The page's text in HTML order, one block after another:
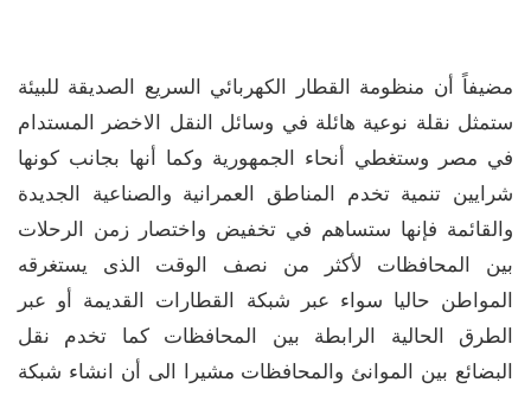
مضيفاً أن منظومة القطار الكهربائي السريع الصديقة للبيئة
ستمثل نقلة نوعية هائلة في وسائل النقل الاخضر المستدام
في مصر وستغطي أنحاء الجمهورية وكما أنها بجانب كونها
شرايين تنمية تخدم المناطق العمرانية والصناعية الجديدة
والقائمة فإنها ستساهم في تخفيض واختصار زمن الرحلات
بين المحافظات لأكثر من نصف الوقت الذى يستغرقه
المواطن حاليا سواء عبر شبكة القطارات القديمة أو عبر
الطرق الحالية الرابطة بين المحافظات كما تخدم نقل
البضائع بين الموانئ والمحافظات مشيرا الى أن انشاء شبكة